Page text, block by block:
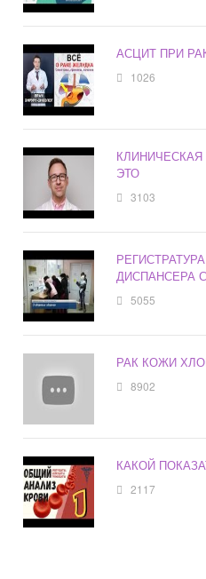
АСЦИТ ПРИ
1026
ЭТО
3103
ДИСПАНСЕРА
5055
РАК КОЖИ
8902
КАКОЙ
2117